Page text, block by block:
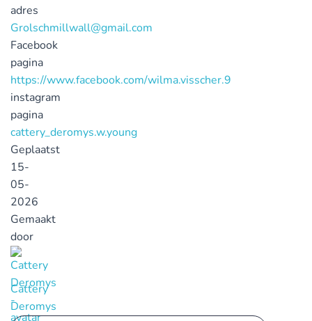
adres
Grolschmillwall@gmail.com
Facebook
pagina
https://www.facebook.com/wilma.visscher.9
instagram
pagina
cattery_deromys.w.young
Geplaatst
15-
05-
2026
Gemaakt
door
Cattery
Deromys